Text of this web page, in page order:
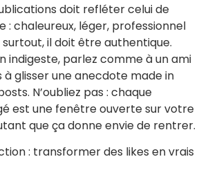
doit refléter celui de
: chaleureux, léger, professionnel
surtout, il doit être authentique.
indigeste, parlez comme à un ami
à glisser une anecdote made in
N’oubliez pas : chaque
est une fenêtre ouverte sur votre
que ça donne envie de rentrer.
: transformer des likes en vrais